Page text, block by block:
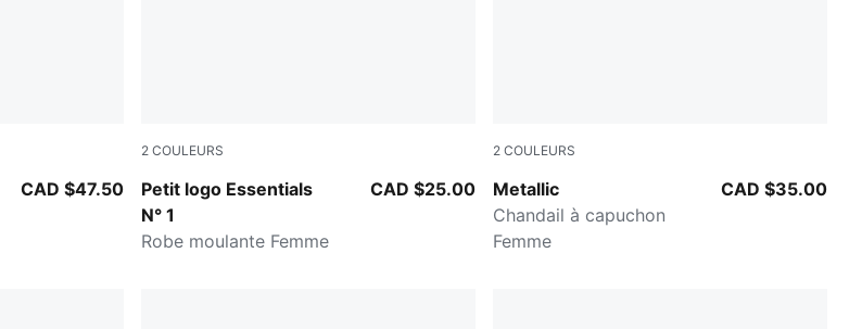
CAD $47.50
2 COULEURS
Petit logo Essentials
N° 1
PUMA BLACK
Robe moulante Femme
CAD $25.00
2 COULEURS
Metallic
Poised Pink-metallic gold
Chandail à capuchon
Femme
CAD $35.00